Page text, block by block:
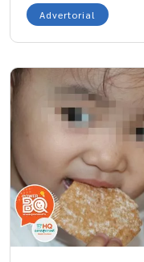
ยิ่งต้องการการใส่ใจเป็นอ
ใส่ใจลูกน้อยได้ในทุกๆ วัน
แม่สไตล์ไหน ก็อยากให้ลู
เป็นแม่แล้วก็อยากจะเป็
เอง อยากเฝ้ามองทุกช่วง
ลูกอย่างใกล้ชิด โดยเฉพ
พูดคำแรกของลูก หรือเมื่
ไปกับความสำเร็จในทุก
คุณแม่หลายคนต้องทำงาน
เวลาใส่ใจลูกน้อยลง ทั้ง
เปลี่ยนแปลงไปอย่างก้าว
ลูกน้อยเป็นอย่างมาก อา
Advertorial